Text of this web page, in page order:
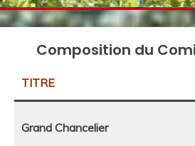
Composition du
TITRE
Grand Chancelier